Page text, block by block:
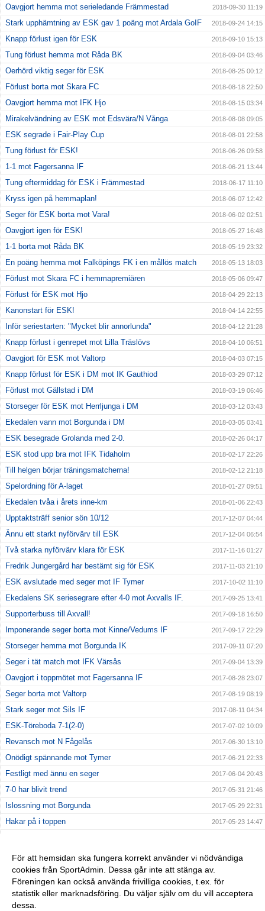
Oavgjort hemma mot serieledande Främmestad 2018-09-30 11:19
Stark upphämtning av ESK gav 1 poäng mot Ardala GoIF 2018-09-24 14:15
Knapp förlust igen för ESK 2018-09-10 15:13
Tung förlust hemma mot Råda BK 2018-09-04 03:46
Oerhörd viktig seger för ESK 2018-08-25 00:12
Förlust borta mot Skara FC 2018-08-18 22:50
Oavgjort hemma mot IFK Hjo 2018-08-15 03:34
Mirakelvändning av ESK mot Edsvära/N Vånga 2018-08-08 09:05
ESK segrade i Fair-Play Cup 2018-08-01 22:58
Tung förlust för ESK! 2018-06-26 09:58
1-1 mot Fagersanna IF 2018-06-21 13:44
Tung eftermiddag för ESK i Främmestad 2018-06-17 11:10
Kryss igen på hemmaplan! 2018-06-07 12:42
Seger för ESK borta mot Vara! 2018-06-02 02:51
Oavgjort igen för ESK! 2018-05-27 16:48
1-1 borta mot Råda BK 2018-05-19 23:32
En poäng hemma mot Falköpings FK i en mållös match 2018-05-13 18:03
Förlust mot Skara FC i hemmapremiären 2018-05-06 09:47
Förlust för ESK mot Hjo 2018-04-29 22:13
Kanonstart för ESK! 2018-04-14 22:55
Inför seriestarten: "Mycket blir annorlunda" 2018-04-12 21:28
Knapp förlust i genrepet mot Lilla Träslövs 2018-04-10 06:51
Oavgjort för ESK mot Valtorp 2018-04-03 07:15
Knapp förlust för ESK i DM mot IK Gauthiod 2018-03-29 07:12
Förlust mot Gällstad i DM 2018-03-19 06:46
Storseger för ESK mot Herrljunga i DM 2018-03-12 03:43
Ekedalen vann mot Borgunda i DM 2018-03-05 03:41
ESK besegrade Grolanda med 2-0. 2018-02-26 04:17
ESK stod upp bra mot IFK Tidaholm 2018-02-17 22:26
Till helgen börjar träningsmatcherna! 2018-02-12 21:18
Spelordning för A-laget 2018-01-27 09:51
Ekedalen tvåa i årets inne-km 2018-01-06 22:43
Upptaktsträff senior sön 10/12 2017-12-07 04:44
Ännu ett starkt nyförvärv till ESK 2017-12-04 06:54
Två starka nyförvärv klara för ESK 2017-11-16 01:27
Fredrik Jungergård har bestämt sig för ESK 2017-11-03 21:10
ESK avslutade med seger mot IF Tymer 2017-10-02 11:10
Ekedalens SK seriesegrare efter 4-0 mot Axvalls IF. 2017-09-25 13:41
Supporterbuss till Axvall! 2017-09-18 16:50
Imponerande seger borta mot Kinne/Vedums IF 2017-09-17 22:29
Storseger hemma mot Borgunda IK 2017-09-11 07:20
Seger i tät match mot IFK Värsås 2017-09-04 13:39
Oavgjort i toppmötet mot Fagersanna IF 2017-08-28 23:07
Seger borta mot Valtorp 2017-08-19 08:19
Stark seger mot Sils IF 2017-08-11 04:34
ESK-Töreboda 7-1(2-0) 2017-07-02 10:09
Revansch mot N Fågelås 2017-06-30 13:10
Onödigt spännande mot Tymer 2017-06-21 22:33
Festligt med ännu en seger 2017-06-04 20:43
7-0 har blivit trend 2017-05-31 21:46
Islossning mot Borgunda 2017-05-29 22:31
Hakar på i toppen 2017-05-23 14:47
Ett fall bakåt 2017-05-11 21:31
Nu har det lossnat 2017-05-04 21:40
Tung premiärhelg 2017-04-27 19:06
För att hemsidan ska fungera korrekt använder vi nödvändiga
cookies från SportAdmin. Dessa går inte att stänga av.
Föreningen kan också använda frivilliga cookies, t.ex. för
statistik eller marknadsföring. Du väljer själv om du vill acceptera
dessa.